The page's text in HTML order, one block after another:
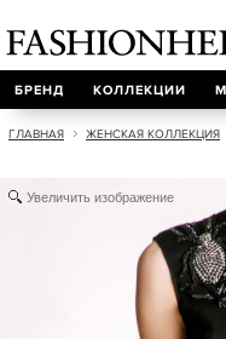
БРЕНД КОЛЛЕКЦИИ
ГЛАВНАЯ ЖЕНСКАЯ КОЛЛЕКЦИЯ
Увеличить изображение